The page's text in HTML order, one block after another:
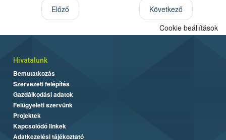
Előző
Következő
Cookie beállítások
Hivatalunk
Bemutatkozás
Szervezeti felépítés
Gazdálkodási adatok
Felügyeleti szervünk
Projektek
Kapcsolódó linkek
Adatkezelési tájékoztató